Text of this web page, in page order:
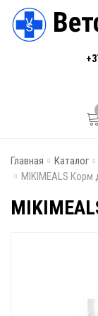
Главная Каталог
MIKIMEALS Корм